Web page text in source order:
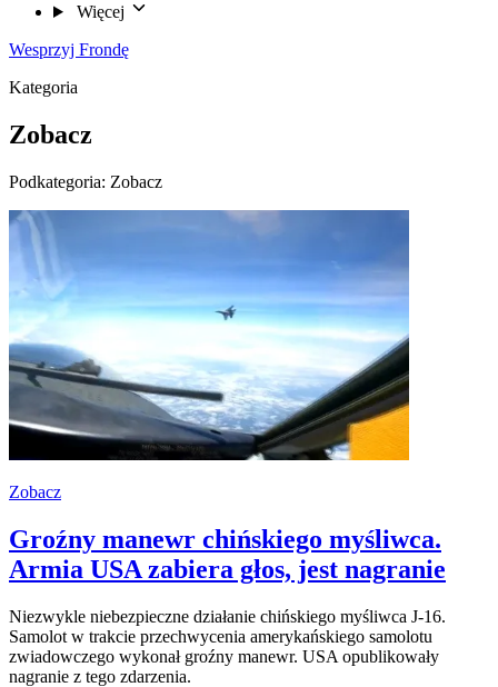
Więcej
Wesprzyj Frondę
Kategoria
Zobacz
Podkategoria: Zobacz
Zobacz
Groźny manewr chińskiego myśliwca.
Armia USA zabiera głos, jest nagranie
Niezwykle niebezpieczne działanie chińskiego myśliwca J-16.
Samolot w trakcie przechwycenia amerykańskiego samolotu
zwiadowczego wykonał groźny manewr. USA opublikowały
nagranie z tego zdarzenia.